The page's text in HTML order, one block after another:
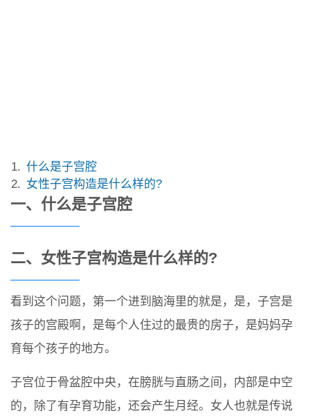
什么是子宫腔
女性子宫构造是什么样的?
一、什么是子宫腔
二、女性子宫构造是什么样的?
看到这个问题，第一个进到脑海里的就是，是，子宫是
孩子的宫殿啊，是每个人住过的最贵的房子，是妈妈孕
育每个孩子的地方。
子宫位于骨盆腔中央，在膀胱与直肠之间，内部是中空
的，除了有孕育功能，还会产生月经。女人也就是传说